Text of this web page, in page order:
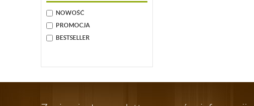
NOWOŚĆ
PROMOCJA
BESTSELLER